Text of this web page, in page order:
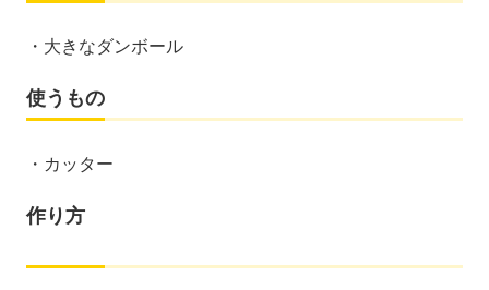
大きなダンボール
使うもの
カッター
作り方